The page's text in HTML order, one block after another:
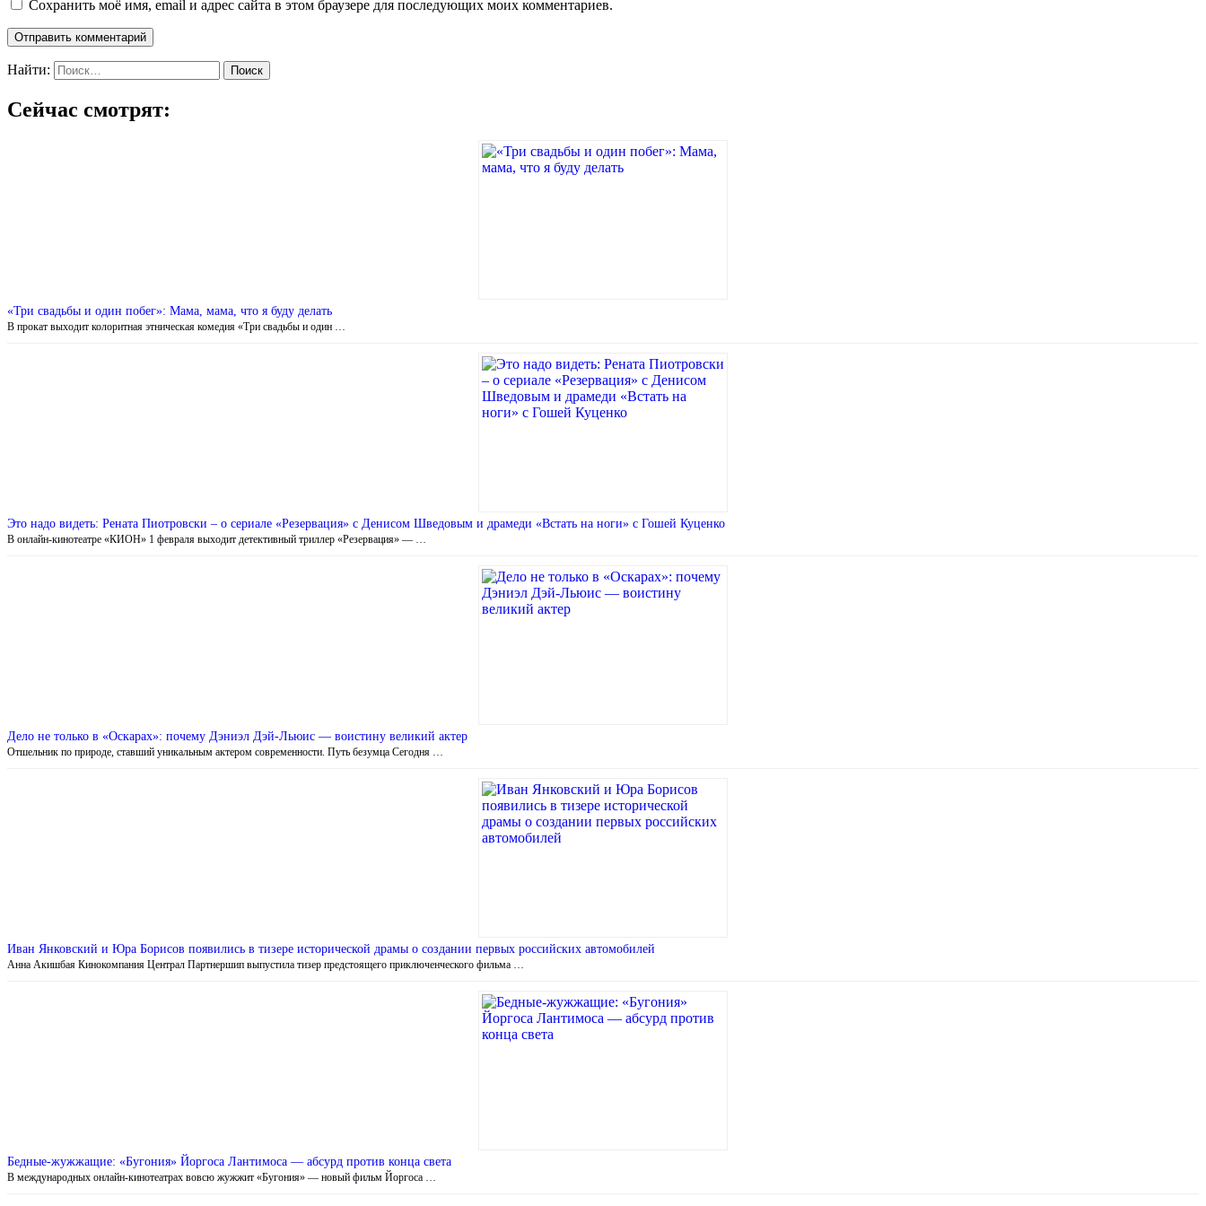
Сохранить моё имя, email и адрес сайта в этом браузере для последующих моих комментариев.
Найти:
Сейчас смотрят:
«Три свадьбы и один побег»: Мама, мама, что я буду делать
В прокат выходит колоритная этническая комедия «Три свадьбы и один …
Это надо видеть: Рената Пиотровски – о сериале «Резервация» с Денисом Шведовым и драмеди «Встать на ноги» с Гошей Куценко
В онлайн-кинотеатре «КИОН» 1 февраля выходит детективный триллер «Резервация» — …
Дело не только в «Оскарах»: почему Дэниэл Дэй-Льюис — воистину великий актер
Отшельник по природе, ставший уникальным актером современности. Путь безумца Сегодня …
Иван Янковский и Юра Борисов появились в тизере исторической драмы о создании первых российских автомобилей
Анна Акишбая Кинокомпания Централ Партнершип выпустила тизер предстоящего приключенческого фильма …
Бедные-жужжащие: «Бугония» Йоргоса Лантимоса — абсурд против конца света
В международных онлайн-кинотеатрах вовсю жужжит «Бугония» — новый фильм Йоргоса …